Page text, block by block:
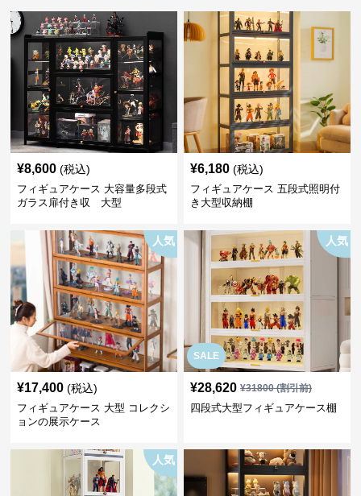
¥8,600 (税込)
フィギュアケース 大容量多段式
ガラス扉付き収 大型
¥6,180 (税込)
フィギュアケース 五段式照明付
き大型収納棚
人気
¥17,400 (税込)
フィギュアケース 大型 コレクシ
ョンの展示ケース
SALE
人気
¥28,620 ¥31800(割引前)
四段式大型フィギュアケース棚
人気